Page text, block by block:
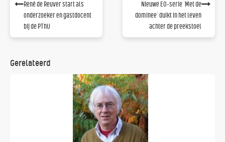
René de Reuver start als
onderzoeker en gastdocent
bij de PThU
Nieuwe EO-serie ‘Met de
dominee’ duikt in het leven
achter de preekstoel
Gerelateerd